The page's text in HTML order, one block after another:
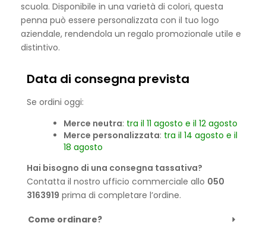
scuola. Disponibile in una varietà di colori, questa
penna può essere personalizzata con il tuo logo
aziendale, rendendola un regalo promozionale utile e
distintivo.
Data di consegna prevista
Se ordini oggi:
Merce neutra: tra il 11 agosto e il 12 agosto
Merce personalizzata: tra il 14 agosto e il
18 agosto
Hai bisogno di una consegna tassativa?
Contatta il nostro ufficio commerciale allo 050
3163919 prima di completare l’ordine.
Come ordinare?